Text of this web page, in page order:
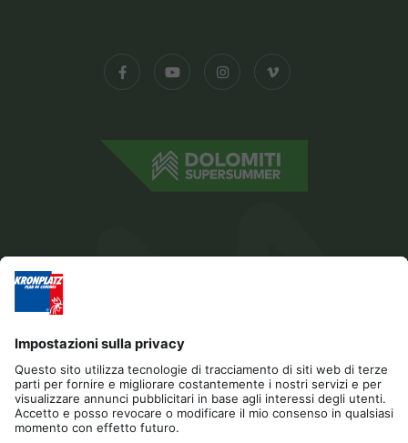
Editoria Gestione Privacy
Dichiarazione di accessibilità
Contatto
Cookies